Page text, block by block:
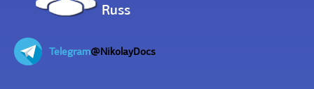
Russ
Telegram@NikolayDocs